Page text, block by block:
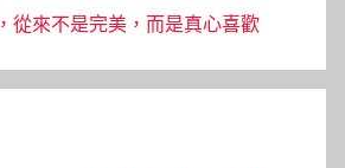
從來不是完美，而是真心喜歡